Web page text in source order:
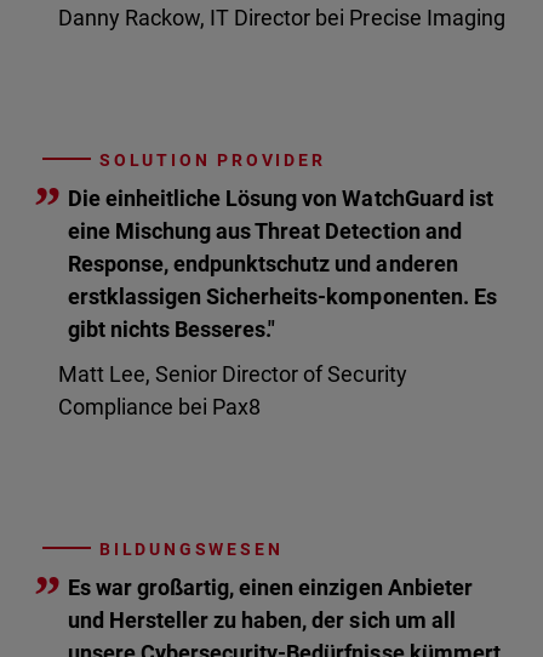
Danny Rackow, IT Director bei Precise Imaging
SOLUTION PROVIDER
” Die einheitliche Lösung von WatchGuard ist
eine Mischung aus Threat Detection and
Response, endpunktschutz und anderen
erstklassigen Sicherheits-komponenten. Es
gibt nichts Besseres."
Matt Lee, Senior Director of Security
Compliance bei Pax8
BILDUNGSWESEN
” Es war großartig, einen einzigen Anbieter
und Hersteller zu haben, der sich um all